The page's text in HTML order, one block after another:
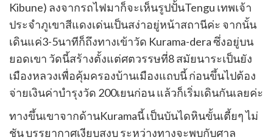
Kibune) ลงจากรถไฟมาก็จะเห็นรูปปั้นTengu เทพเจ้า
ประจำภูเขาสีแดงเด่นเป็นสง่าอยู่หน้าสถานีค่ะ จากนั้น
เดินแค่3-5นาทีก็ถึงทางเข้าวัด Kurama-dera ซึ่งอยู่บน
ยอดเขา วัดนี้สร้างตั้งแต่ศตวรรษที่8 สมัยนาระเป็นยัง
เมืองหลวงเพื่อคุ้มครองบ้านเมืองแถบนี้ ก่อนขึ้นไปต้อง
จ่ายเงินค่าบำรุงวัด 200เยนก่อน แล้วก็เริ่มเดินกันเลยค่ะ
ทางขึ้นเขาจากด้านKuramaนี้ เป็นบันไดหินขั้นเตี้ยๆ ไม่
ชัน บรรยากาศเงียบสงบ ระหว่างทางจะพบกับศาล